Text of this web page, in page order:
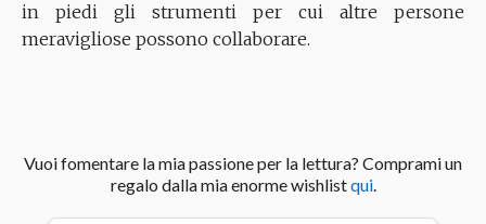
in piedi gli strumenti per cui altre persone
meravigliose possono collaborare.
Vuoi fomentare la mia passione per la lettura? Comprami un
regalo dalla mia enorme wishlistqui.